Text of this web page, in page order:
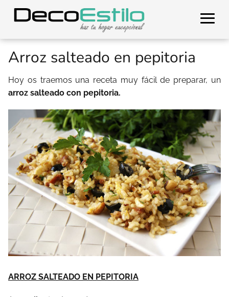
Arroz salteado en pepitoria
Hoy os traemos una receta muy fácil de preparar, un
arroz salteado con pepitoria.
ARROZ SALTEADO EN PEPITORIA